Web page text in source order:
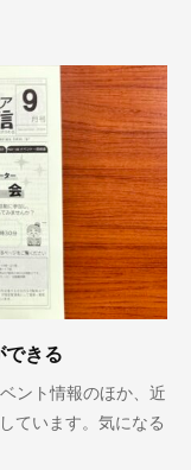
できる
ント情報のほか、近
ています。気になる